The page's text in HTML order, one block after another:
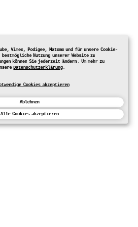
Vimeo, Podigee, Matomo und für unsere Cookie-
Nutzung unserer Website zu
können Sie jederzeit ändern. Um mehr zu
Datenschutzerklärung.
Cookies akzeptieren
Ablehnen
Alle Cookies akzeptieren